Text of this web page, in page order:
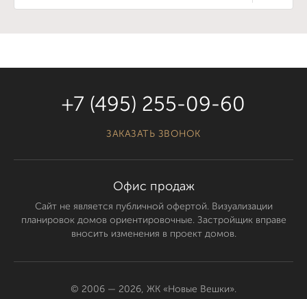
+7 (495) 255-09-60
ЗАКАЗАТЬ ЗВОНОК
Офис продаж
Сайт не является публичной офертой. Визуализации
планировок домов ориентировочные. Застройщик вправе
вносить изменения в проект домов.
© 2006 — 2026, ЖК «Новые Вешки».